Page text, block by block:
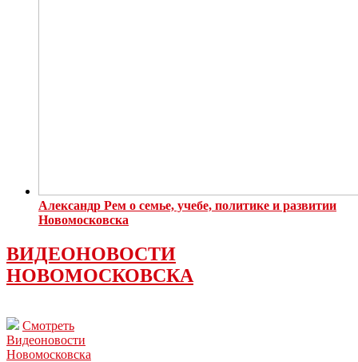
Александр Рем о семье, учебе, политике и развитии
Новомосковска
ВИДЕОНОВОСТИ
НОВОМОСКОВСКА
Смотреть
Видеоновости
Новомосковска